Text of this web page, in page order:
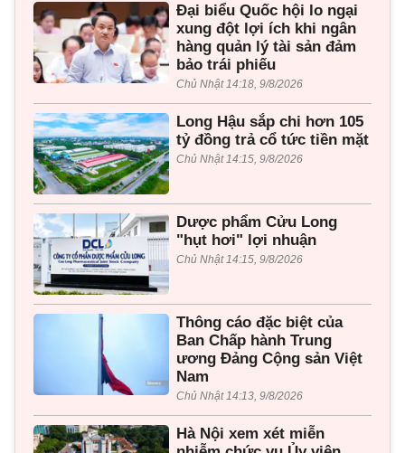
Đại biểu Quốc hội lo ngại
xung đột lợi ích khi ngân
hàng quản lý tài sản đảm
bảo trái phiếu
Chủ Nhật 14:18, 9/8/2026
Long Hậu sắp chi hơn 105
tỷ đồng trả cổ tức tiền mặt
Chủ Nhật 14:15, 9/8/2026
Dược phẩm Cửu Long
"hụt hơi" lợi nhuận
Chủ Nhật 14:15, 9/8/2026
Thông cáo đặc biệt của
Ban Chấp hành Trung
ương Đảng Cộng sản Việt
Nam
Chủ Nhật 14:13, 9/8/2026
Hà Nội xem xét miễn